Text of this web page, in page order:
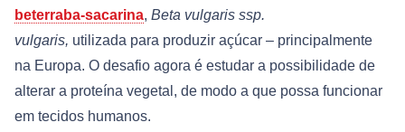
beterraba-sacarina, Beta vulgaris ssp.
vulgaris, utilizada para produzir açúcar – principalmente
na Europa. O desafio agora é estudar a possibilidade de
alterar a proteína vegetal, de modo a que possa funcionar
em tecidos humanos.